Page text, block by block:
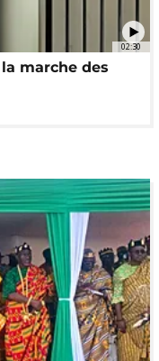
02:30
marche des